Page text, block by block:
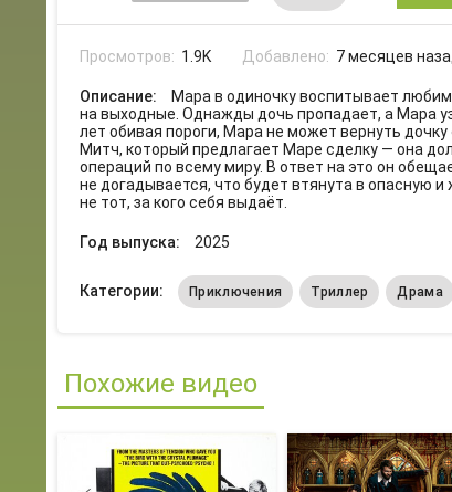
Просмотров: 1.9K Добавлено: 7 месяцев
Описание:
Мара в одиночку воспитывает
на выходные. Однажды дочь пропадает, а Мара
лет обивая пороги, Мара не может вернуть
Митч, который предлагает Маре сделку — она
операций по всему миру. В ответ на это он
не догадывается, что будет втянута в опасную
не тот, за кого себя выдаёт.
Год выпуска: 2025
Категории: Приключения Триллер Драма
Похожие видео